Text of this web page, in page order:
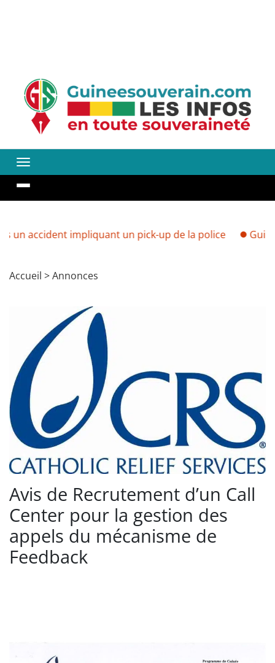
impliquant un pick-up de la police Guinée : vers
Accueil >Annonces
Avis de Recrutement d’un Call
Center pour la gestion des
appels du mécanisme de
Feedback